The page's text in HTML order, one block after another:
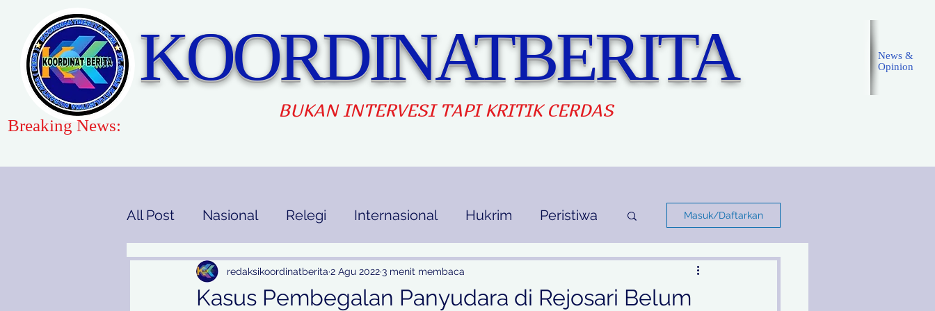
KOORDINATBERITA
BUKAN INTERVESI TAPI KRITIK CERDAS
News &
Opinion
Breaking News:
All Post Nasional Relegi Internasional Hukrim Peristiwa
Gaya Hidup Pendidikan Ekbis Opini
Masuk/Daftarkan
Kasus Pembegalan Panyudara di Rejosari Belum
redaksikoordinatberita 2 Agu 20223 menit membaca